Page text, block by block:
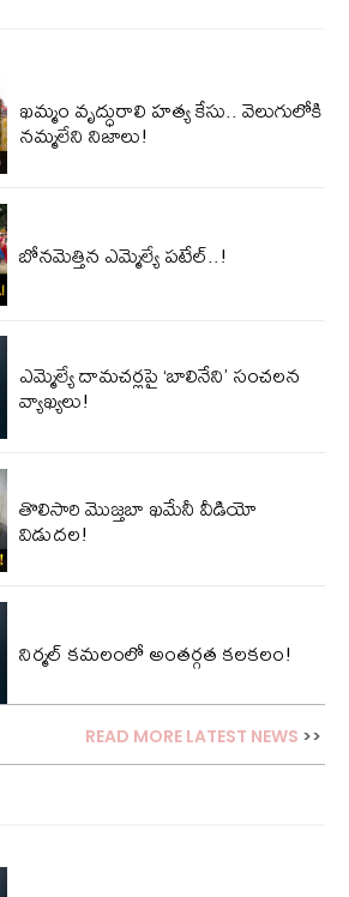
ఖమ్మం వృద్ధురాలి హత్య కేసు.. వెలుగులోకి
నమ్మలేని నిజాలు!
బోనమెత్తిన ఎమ్మెల్యే పటేల్..!
ఎమ్మెల్యే దామచర్లపై ‘బాలినేని’ సంచలన
వ్యాఖ్యలు!
తొలిసారి మొజ్త‌బా ఖ‌మేనీ వీడియో
విడుద‌ల‌!
నిర్మల్ కమలంలో అంతర్గత కలకలం!
READ MORE LATEST NEWS >>